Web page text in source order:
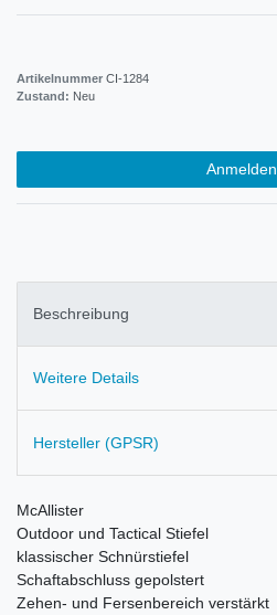
Artikelnummer CI-1284
Zustand: Neu
Anmelden
Beschreibung
Weitere Details
Hersteller (GPSR)
McAllister
Outdoor und Tactical Stiefel
klassischer Schnürstiefel
Schaftabschluss gepolstert
Zehen- und Fersenbereich verstärkt